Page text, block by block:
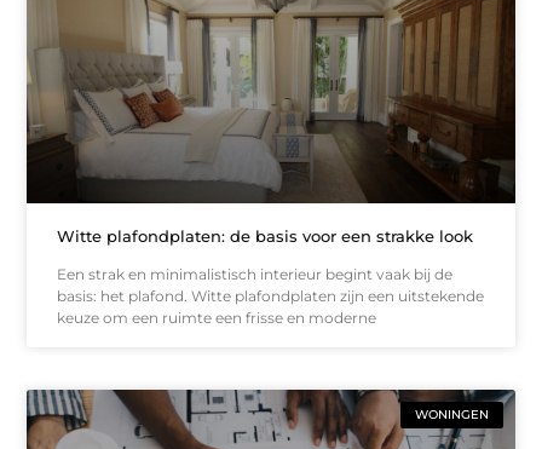
Witte plafondplaten: de basis voor een strakke look
Een strak en minimalistisch interieur begint vaak bij de
basis: het plafond. Witte plafondplaten zijn een uitstekende
keuze om een ruimte een frisse en moderne
WONINGEN